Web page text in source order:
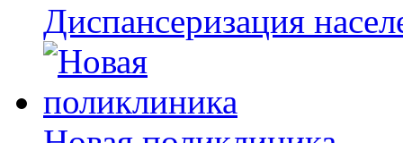
Диспансеризация